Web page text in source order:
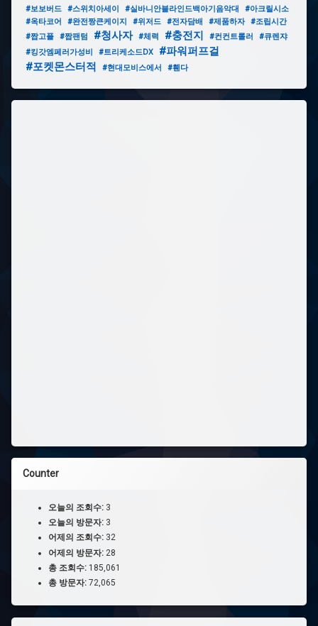
#보보버드
#스위치아세이 #실바니안블라인드백아기음악대
#아크릴시소
#옥타코어
#완전짱큰케이지 #위저드 #전자담배 #제품하자
#조립시간
#짭고플
#짭팬텀 #청사자 #체력 #충전지 #컨컨트롤러
#큐렌쟈
#킹갓엠페러가성비
#트리케소드DX
#파워퍼프걸
#포켓몬스터적
#현대모비스에서 #휀다
Counter
오늘의 조회수: 3
오늘의 방문자: 3
어제의 조회수: 32
어제의 방문자: 28
총 조회수: 185,061
총 방문자: 72,065